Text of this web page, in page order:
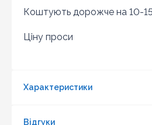
Коштують дорожче на 10-
Ціну проси
Характеристики
Відгуки
Оновити капчу